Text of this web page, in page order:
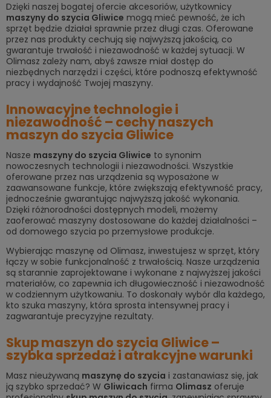
Dzięki naszej bogatej ofercie akcesoriów, użytkownicy
maszyny do szycia Gliwice mogą mieć pewność, że ich
sprzęt będzie działał sprawnie przez długi czas. Oferowane
przez nas produkty cechują się najwyższą jakością, co
gwarantuje trwałość i niezawodność w każdej sytuacji. W
Olimasz zależy nam, abyś zawsze miał dostęp do
niezbędnych narzędzi i części, które podnoszą efektywność
pracy i wydajność Twojej maszyny.
Innowacyjne technologie i
niezawodność – cechy naszych
maszyn do szycia Gliwice
Nasze maszyny do szycia Gliwice to synonim
nowoczesnych technologii i niezawodności. Wszystkie
oferowane przez nas urządzenia są wyposażone w
zaawansowane funkcje, które zwiększają efektywność pracy,
jednocześnie gwarantując najwyższą jakość wykonania.
Dzięki różnorodności dostępnych modeli, możemy
zaoferować maszyny dostosowane do każdej działalności –
od domowego szycia po przemysłowe produkcje.
Wybierając maszynę od Olimasz, inwestujesz w sprzęt, który
łączy w sobie funkcjonalność z trwałością. Nasze urządzenia
są starannie zaprojektowane i wykonane z najwyższej jakości
materiałów, co zapewnia ich długowieczność i niezawodność
w codziennym użytkowaniu. To doskonały wybór dla każdego,
kto szuka maszyny, która sprosta intensywnej pracy i
zagwarantuje precyzyjne rezultaty.
Skup maszyn do szycia Gliwice –
szybka sprzedaż i atrakcyjne warunki
Masz nieużywaną maszynę do szycia i zastanawiasz się, jak
ją szybko sprzedać? W Gliwicach firma Olimasz oferuje